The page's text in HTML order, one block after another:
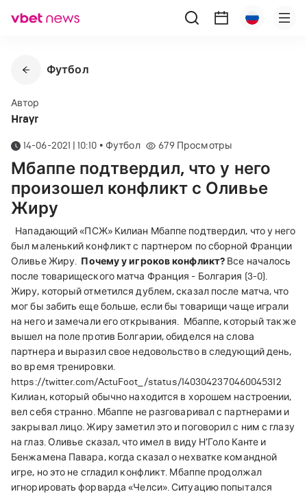
Футбол
Автор
Hrayr
14-06-2021 | 10:10 • Футбол 679 Просмотры
Мбаппе подтвердил, что у него
произошел конфликт с Оливье
Жиру
Нападающий «ПСЖ» Килиан Мбаппе подтвердил, что у него
был маленький конфликт с партнером по сборной Франции
Оливье Жиру. Почему у игроков конфликт? Все началось
после товарищеского матча Франция - Болгария (3-0).
Жиру, который отметился дублем, сказал после матча, что
мог бы забить еще больше, если бы товарищи чаще играли
на него и замечали его открывания. Мбаппе, который также
вышел на поле против Болгарии, обиделся на слова
партнера и выразил свое недовольство в следующий день,
во время тренировки.
https://twitter.com/ActuFoot_/status/1403042370460045312
Килиан, который обычно находится в хорошем настроении,
вел себя странно. Мбаппе не разговаривал с партнерами и
закрывал лицо. Жиру заметил это и поговорил с ним с глазу
на глаз. Оливье сказал, что имел в виду Н’Голо Канте и
Бенжамена Павара, когда сказал о нехватке командной
игре, но это не сгладил конфликт. Мбаппе продолжал
игнорировать форварда «Челси». Ситуацию попытался